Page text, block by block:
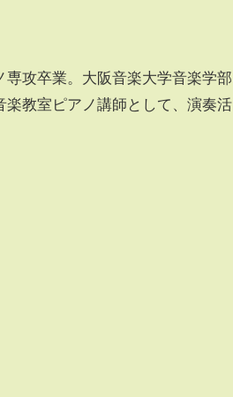
攻卒業。大阪音楽大学音楽学部
教室ピアノ講師として、演奏活